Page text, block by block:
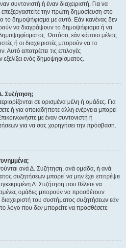
συντονιστή ή έναν διαχειριστή. Για να
την πρώτη δημοσίευση στο
το δημοψήφισμα με αυτό. Εάν κανένας δεν
να διαγράψουν το δημοψήφισμα ή να
Ωστόσο, εάν κάποιο μέλος
ή οι διαχειριστές μπορούν να το
Αυτό αποτρέπει τις επιλογές
ενός δημοψηφίσματος.
Συζήτηση;
σε ορισμένα μέλη ή ομάδες. Για
ή για οποιαδήποτε άλλη ενέργεια μπορεί
με έναν συντονιστή ή
για να σας χορηγήσει την πρόσβαση.
ανά Δ. Συζήτηση, ανά ομάδα, ή ανά
συζητήσεων μπορεί να μην έχει επιτρέψει
Δ. Συζήτηση που θέλετε να
ομάδες μπορούν να προσθέτουν
του συστήματος συζητήσεων εάν
λόγο που δεν μπορείτε να προσθέσετε